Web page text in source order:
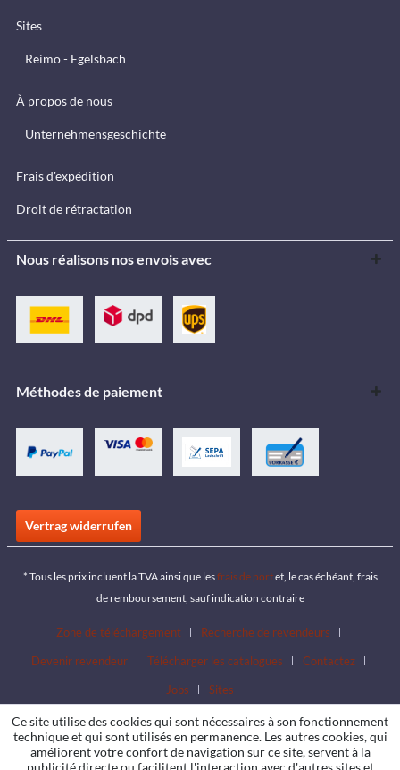
Sites
Reimo - Egelsbach
À propos de nous
Unternehmensgeschichte
Frais d'expédition
Droit de rétractation
Nous réalisons nos envois avec
Méthodes de paiement
Vertrag widerrufen
* Tous les prix incluent la TVA ainsi que lesfrais de portet, le cas échéant, frais
de remboursement, sauf indication contraire
Zone de téléchargement
Recherche de revendeurs
Devenir revendeur
Télécharger les catalogues
Contactez
Jobs
Sites
Ce site utilise des cookies qui sont nécessaires à son fonctionnement
technique et qui sont utilisés en permanence. Les autres cookies, qui
améliorent votre confort de navigation sur ce site, servent à la
publicité directe ou facilitent l'interaction avec d'autres sites et